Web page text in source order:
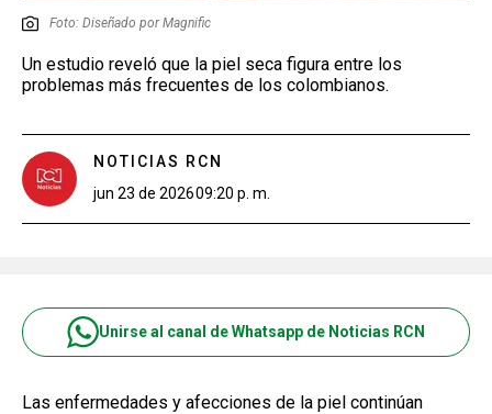
Foto: Diseñado por Magnific
Un estudio reveló que la piel seca figura entre los
problemas más frecuentes de los colombianos.
NOTICIAS RCN
jun 23 de 202609:20 p. m.
Unirse al canal de Whatsapp de Noticias RCN
Las enfermedades y afecciones de la piel continúan